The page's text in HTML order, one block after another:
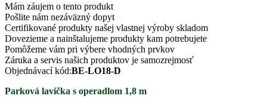
Mám záujem o tento produkt
Pošlite nám nezáväzný dopyt
Certifikované produkty našej vlastnej výroby skladom
Dovezieme a nainštalujeme produkty kam potrebujete
Pomôžeme vám pri výbere vhodných prvkov
Záruka a servis našich produktov je samozrejmosť
Objednávací kód:BE-LO18-D
Parková lavička s operadlom 1,8 m